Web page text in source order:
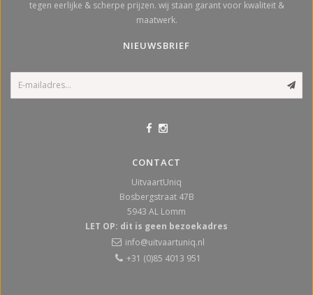
tegen eerlijke & scherpe prijzen. wij staan garant voor kwaliteit &
maatwerk.
NIEUWSBRIEF
CONTACT
UitvaartUniq
Bosbergstraat 47B
5943 AL Lomm
LET OP: dit is geen bezoekadres
info@uitvaartuniq.nl
+31 (0)85 4013 951